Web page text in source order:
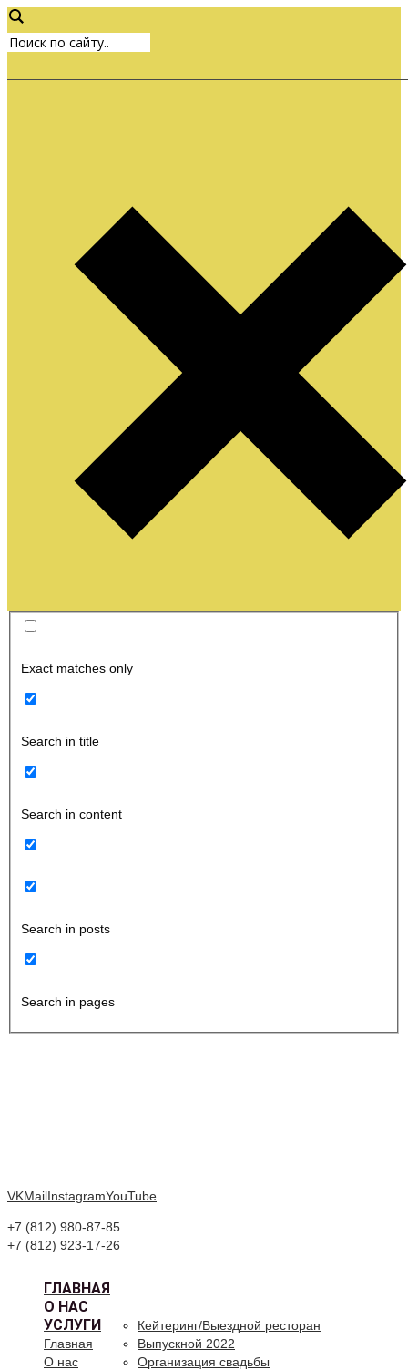
Exact matches only
Search in title
Search in content
Search in posts
Search in pages
VKMailInstagramYouTube
+7 (812) 980-87-85
+7 (812) 923-17-26
ГЛАВНАЯ
О НАС
УСЛУГИ
Кейтеринг/Выездной ресторан
Выпускной 2022
Организация свадьбы
Главная
О нас